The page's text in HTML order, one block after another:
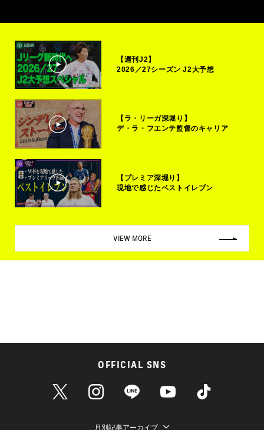
【週刊J2】
2026／27シーズン J2大予想
【ラ・リーガ深堀り】
デ・ラ・フエンテ監督のキャリア
【プレミア深堀り】
現地で感じたベストイレブン
VIEW MORE
OFFICIAL SNS
月別記事アーカイブ